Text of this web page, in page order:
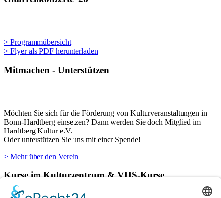
> Programmübersicht
> Flyer als PDF herunterladen
Mitmachen - Unterstützen
Möchten Sie sich für die Förderung von Kulturveranstaltungen in
Bonn-Hardtberg einsetzen? Dann werden Sie doch Mitglied im
Hardtberg Kultur e.V.
Oder unterstützen Sie uns mit einer Spende!
> Mehr über den Verein
Kurse im Kulturzentrum & VHS-Kurse